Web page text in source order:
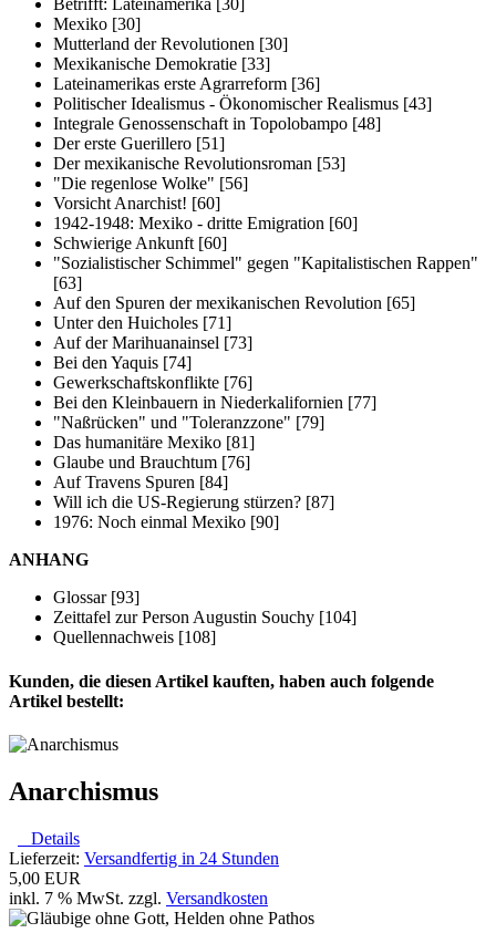
Betrifft: Lateinamerika [30]
Mexiko [30]
Mutterland der Revolutionen [30]
Mexikanische Demokratie [33]
Lateinamerikas erste Agrarreform [36]
Politischer Idealismus - Ökonomischer Realismus [43]
Integrale Genossenschaft in Topolobampo [48]
Der erste Guerillero [51]
Der mexikanische Revolutionsroman [53]
"Die regenlose Wolke" [56]
Vorsicht Anarchist! [60]
1942-1948: Mexiko - dritte Emigration [60]
Schwierige Ankunft [60]
"Sozialistischer Schimmel" gegen "Kapitalistischen Rappen"
[63]
Auf den Spuren der mexikanischen Revolution [65]
Unter den Huicholes [71]
Auf der Marihuanainsel [73]
Bei den Yaquis [74]
Gewerkschaftskonflikte [76]
Bei den Kleinbauern in Niederkalifornien [77]
"Naßrücken" und "Toleranzzone" [79]
Das humanitäre Mexiko [81]
Glaube und Brauchtum [76]
Auf Travens Spuren [84]
Will ich die US-Regierung stürzen? [87]
1976: Noch einmal Mexiko [90]
ANHANG
Glossar [93]
Zeittafel zur Person Augustin Souchy [104]
Quellennachweis [108]
Kunden, die diesen Artikel kauften, haben auch folgende
Artikel bestellt:
Anarchismus
Details
Lieferzeit: Versandfertig in 24 Stunden
5,00 EUR
inkl. 7 % MwSt. zzgl. Versandkosten